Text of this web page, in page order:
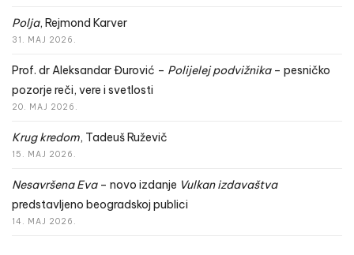
Polja, Rejmond Karver
31. MAJ 2026.
Prof. dr Aleksandar Đurović – Polijelej podvižnika– pesničko
pozorje reči, vere i svetlosti
20. MAJ 2026.
Krug kredom, Tadeuš Ruževič
15. MAJ 2026.
Nesavršena Eva– novo izdanje Vulkan izdavaštva
predstavljeno beogradskoj publici
14. MAJ 2026.